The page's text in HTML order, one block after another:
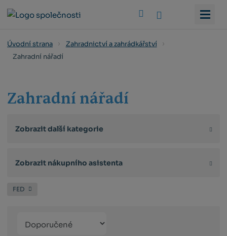
Úvodní strana
Zahradnictví a zahrádkářství
Zahradní nářadí
Zahradní nářadí
Zobrazit další kategorie
Zobrazit nákupního asistenta
FED
produktů